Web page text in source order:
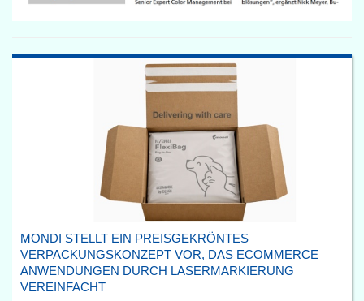
MONDI STELLT EIN PREISGEKRÖNTES
VERPACKUNGSKONZEPT VOR, DAS ECOMMERCE
ANWENDUNGEN DURCH LASERMARKIERUNG
VEREINFACHT